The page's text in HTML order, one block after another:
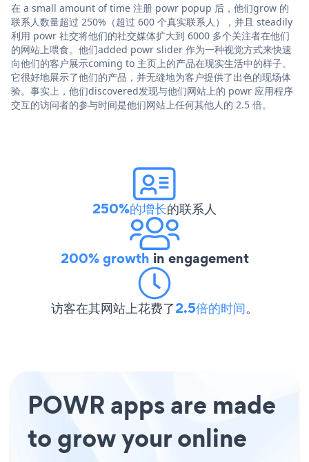
在 a small amount of time 注册 powr popup 后，他们grow 的
联系人数量超过 250%（超过 600 个真实联系人），并且 steadily
利用 powr 社交将他们的社交媒体扩大到 6000 多个关注者在他们
的网站上喂食。他们added powr slider 作为一种视觉方式来快速
向他们的客户展示coming to 主页上的产品在现实生活中的样子。
它很好地展示了他们的产品，并无缝地为客户提供了出色的现场体
验。事实上，他们discovered发现与他们网站上的 powr 应用程序
交互的访问者的参与时间是他们网站上任何其他人的 2.5 倍。
250%的增长的联系人
200% growth in engagement
访客在其网站上花费了2.5倍的时间。
POWR apps are made
to grow your online